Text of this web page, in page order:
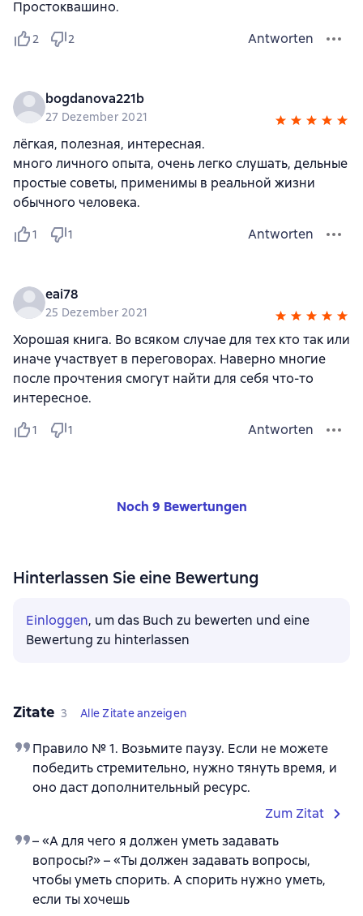
Простоквашино.
2 2 Antworten
bogdanova221b
27 Dezember 2021
лёгкая, полезная, интересная.
много личного опыта, очень легко слушать, дельные
простые советы, применимы в реальной жизни
обычного человека.
1 1 Antworten
eai78
25 Dezember 2021
Хорошая книга. Во всяком случае для тех кто так или
иначе участвует в переговорах. Наверно многие
после прочтения смогут найти для себя что-то
интересное.
1 1 Antworten
Noch 9 Bewertungen
Hinterlassen Sie eine Bewertung
Einloggen, um das Buch zu bewerten und eine
Bewertung zu hinterlassen
Zitate 3 Alle Zitate anzeigen
Правило № 1. Возьмите паузу. Если не можете
победить стремительно, нужно тянуть время, и
оно даст дополнительный ресурс.
Zum Zitat
– «А для чего я должен уметь задавать
вопросы?» – «Ты должен задавать вопросы,
чтобы уметь спорить. А спорить нужно уметь,
если ты хочешь